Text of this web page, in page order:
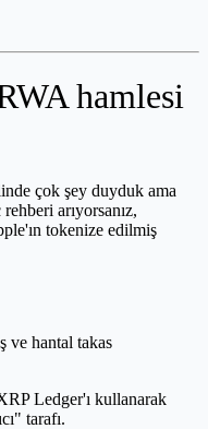
hamlesi
çok şey duyduk ama
arıyorsanız,
tokenize edilmiş
ve hantal takas
Ledger'ı kullanarak
tarafı.